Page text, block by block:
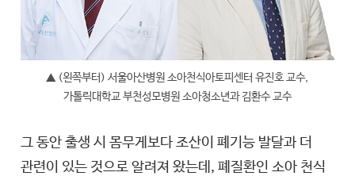
▲ (왼쪽부터) 서울아산병원 소아천식아토피센터 유진호 교수,
가톨릭대학교 부천성모병원 소아청소년과 김환수 교수
그 동안 출생 시 몸무게보다 조산이 폐기능 발달과 더
관련이 있는 것으로 알려져 왔는데, 폐질환인 소아 천식